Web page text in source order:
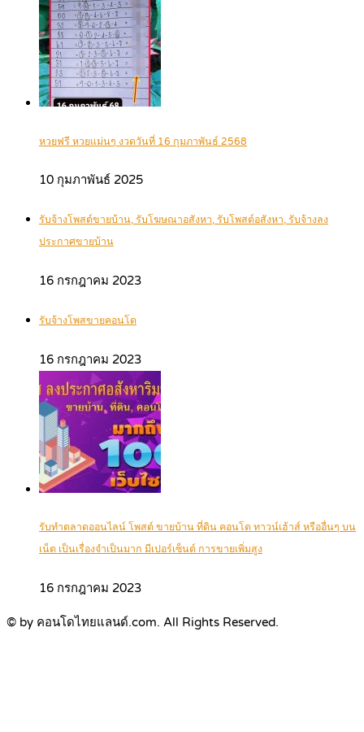
หวยฟรี หวยแม่นๆ งวดวันที่ 16 กุมภาพันธ์ 2568
10 กุมภาพันธ์ 2025
รับจ้างโพสต์ขายบ้าน, รับโฆษณาอสังหา, รับโพสต์อสังหา, รับจ้างลง
ประกาศขายบ้าน
16 กรกฎาคม 2023
รับจ้างโพสขายคอนโด
16 กรกฎาคม 2023
รับทำตลาดออนไลน์ โพสต์ ขายบ้าน ที่ดิน คอนโด ทาวน์เฮ้าส์ หรืออื่นๆ บน
เน็ต เป็นเรื่องจำเป็นมาก มีเปอร์เซ็นต์ การขายเพิ่มสูง
16 กรกฎาคม 2023
© by คอนโดไทยแลนด์.com. All Rights Reserved.